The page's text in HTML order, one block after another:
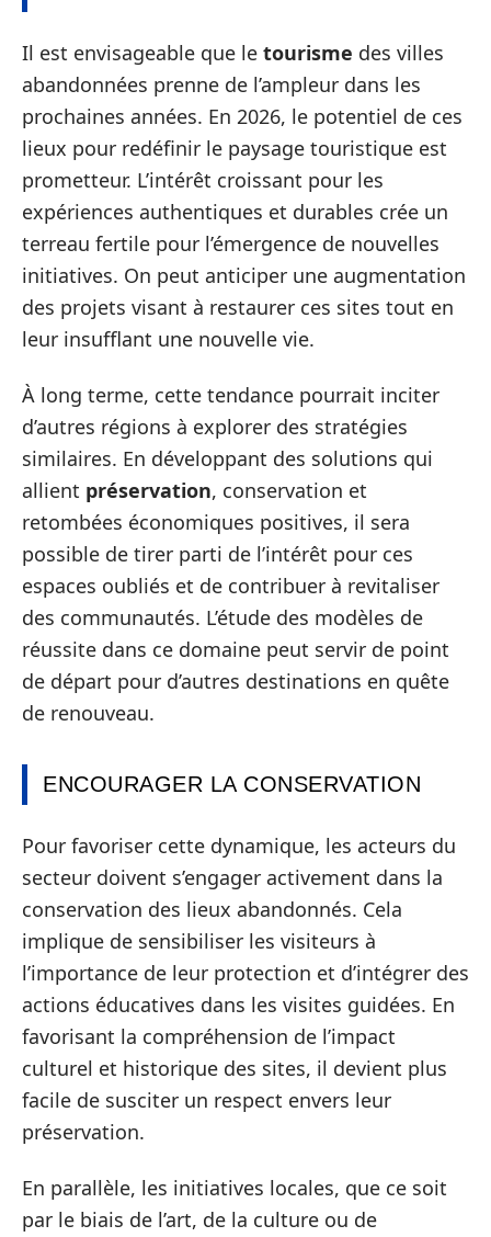
Il est envisageable que le tourisme des villes
abandonnées prenne de l’ampleur dans les
prochaines années. En 2026, le potentiel de ces
lieux pour redéfinir le paysage touristique est
prometteur. L’intérêt croissant pour les
expériences authentiques et durables crée un
terreau fertile pour l’émergence de nouvelles
initiatives. On peut anticiper une augmentation
des projets visant à restaurer ces sites tout en
leur insufflant une nouvelle vie.
À long terme, cette tendance pourrait inciter
d’autres régions à explorer des stratégies
similaires. En développant des solutions qui
allient préservation, conservation et
retombées économiques positives, il sera
possible de tirer parti de l’intérêt pour ces
espaces oubliés et de contribuer à revitaliser
des communautés. L’étude des modèles de
réussite dans ce domaine peut servir de point
de départ pour d’autres destinations en quête
de renouveau.
ENCOURAGER LA CONSERVATION
Pour favoriser cette dynamique, les acteurs du
secteur doivent s’engager activement dans la
conservation des lieux abandonnés. Cela
implique de sensibiliser les visiteurs à
l’importance de leur protection et d’intégrer des
actions éducatives dans les visites guidées. En
favorisant la compréhension de l’impact
culturel et historique des sites, il devient plus
facile de susciter un respect envers leur
préservation.
En parallèle, les initiatives locales, que ce soit
par le biais de l’art, de la culture ou de